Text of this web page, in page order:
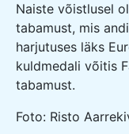
Naiste võistlusel
tabamust, mis
harjutuses läks
kuldmedali võitis
tabamust.
Foto: Risto